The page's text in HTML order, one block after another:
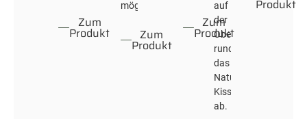
Zum
Produkt
möglich
Zum
Produkt
Zum
Produkt
auf
der
Oberseite
runden
das
Naturfaser-
Kissen
ab.
Produkt